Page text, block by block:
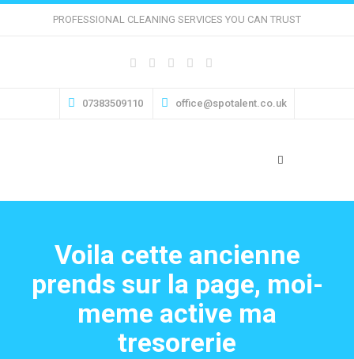
PROFESSIONAL CLEANING SERVICES YOU CAN TRUST
07383509110 office@spotalent.co.uk
Voila cette ancienne
prends sur la page, moi-
meme active ma
tresorerie